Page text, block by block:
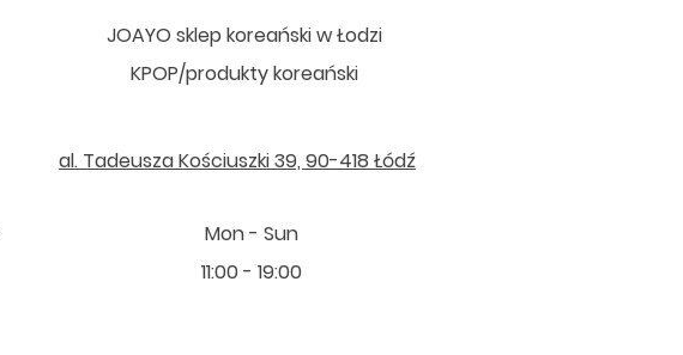
JOAYO sklep koreański w Łodzi
KPOP/produkty koreański
Mon - Sun
11:00 - 19:00
al. Tadeusza Kościuszki 39, 90-418 Łódź